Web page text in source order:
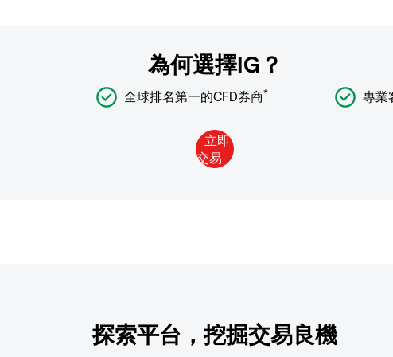
為何選擇IG？
全球排名第一的CFD券商* 專業
探索平台，挖掘交易良機